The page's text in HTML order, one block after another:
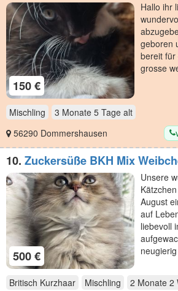
150 €
Hallo ihr
geboren
bereit für
grosse
Mischling 3 Monate 5 Tage alt
56290 Dommershausen
10. Zuckersüße BKH Mix
500 €
Unsere
August
auf
liebevoll
Britisch Kurzhaar Mischling 2 Monate 2